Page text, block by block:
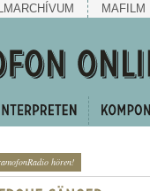
MAFILM
hören!